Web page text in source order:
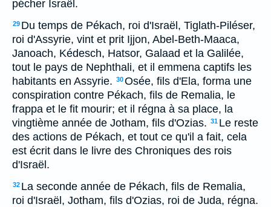
pécher Israël.
29 Du temps de Pékach, roi d'Israël, Tiglath-Piléser,
roi d'Assyrie, vint et prit Ijjon, Abel-Beth-Maaca,
Janoach, Kédesch, Hatsor, Galaad et la Galilée,
tout le pays de Nephthali, et il emmena captifs les
habitants en Assyrie. 30Osée, fils d'Ela, forma une
conspiration contre Pékach, fils de Remalia, le
frappa et le fit mourir; et il régna à sa place, la
vingtième année de Jotham, fils d'Ozias. 31 Le reste
des actions de Pékach, et tout ce qu'il a fait, cela
est écrit dans le livre des Chroniques des rois
d'Israël.
32 La seconde année de Pékach, fils de Remalia,
roi d'Israël, Jotham, fils d'Ozias, roi de Juda, régna.